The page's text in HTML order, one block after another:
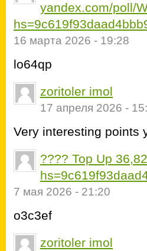
yandex.com/poll/
16 марта 2026 - 19:28
lo64qp
zoritoler imol
17 апреля 2026 -
Very interesting points
???? Top Up
7 мая 2026 - 21:20
o3c3ef
zoritoler imol